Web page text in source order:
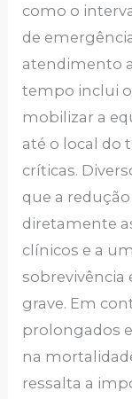
como o
de
atendimento
tempo inclui
mobilizar a
até o local do
críticas.
que a
diretamente
clínicos e a
sobrevivência
grave. Em
prolongados
na
ressalta a